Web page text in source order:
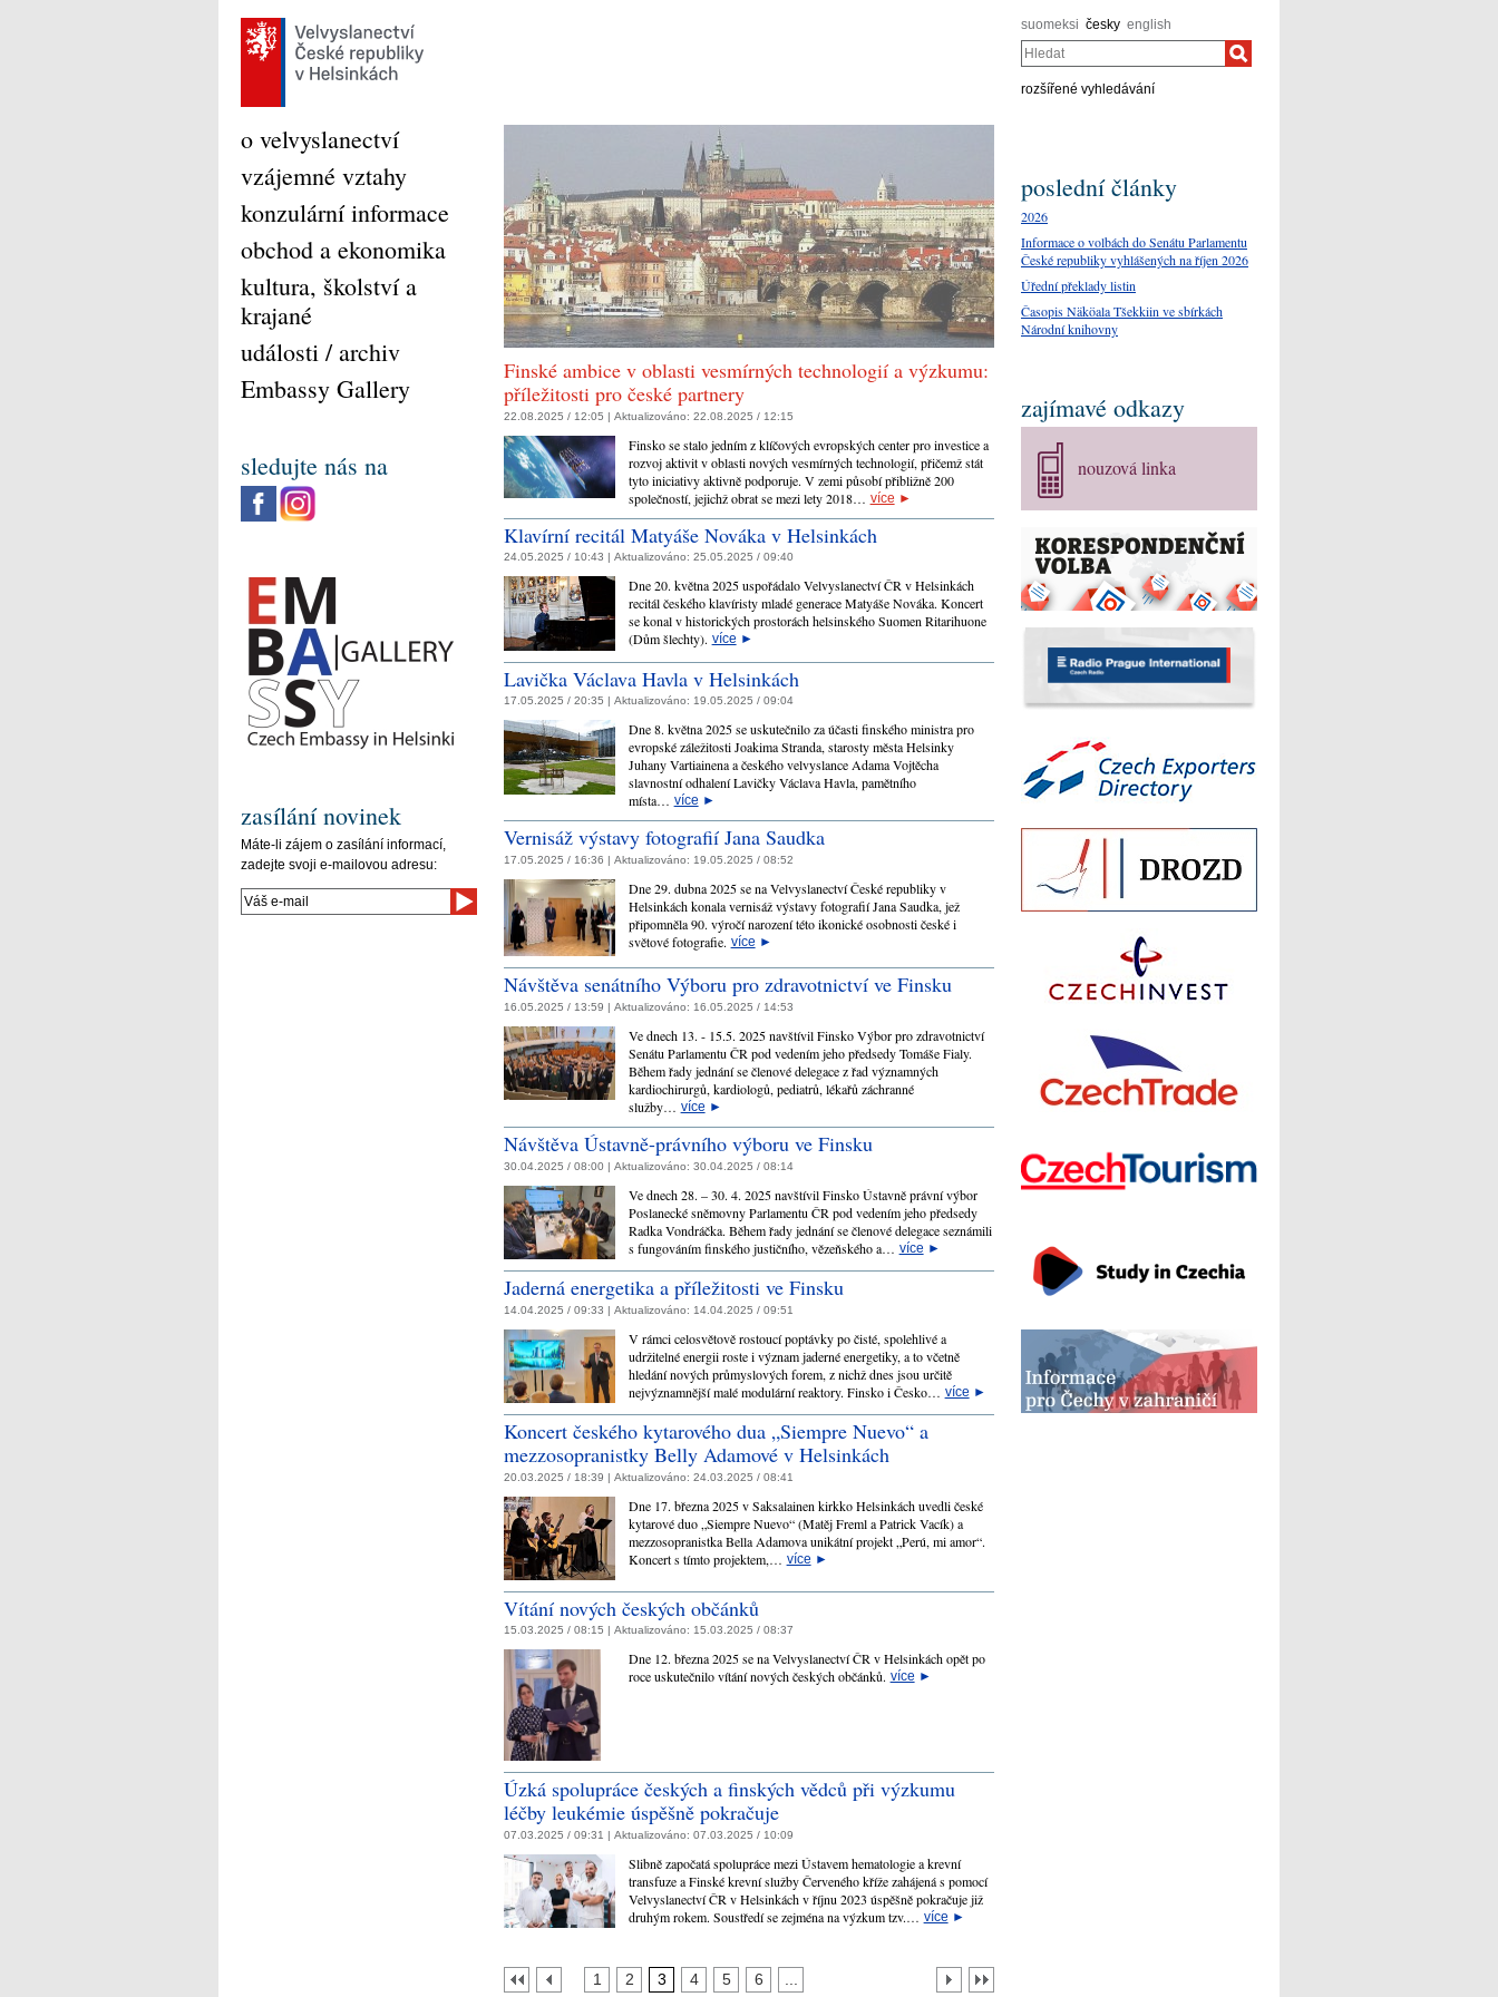
suomeksi česky english
Hledat
rozšířené vyhledávání
Finské ambice v oblasti vesmírných technologií a výzkumu:
příležitosti pro české partnery
22.08.2025 / 12:05 | Aktualizováno: 22.08.2025 / 12:15
Finsko se stalo jedním z klíčových evropských center pro investice a
rozvoj aktivit v oblasti nových vesmírných technologií, přičemž stát
tyto iniciativy aktivně podporuje. V zemi působí přibližně 200
společností, jejichž obrat se mezi lety 2018… více ►
Klavírní recitál Matyáše Nováka v Helsinkách
24.05.2025 / 10:43 | Aktualizováno: 25.05.2025 / 09:40
Dne 20. května 2025 uspořádalo Velvyslanectví ČR v Helsinkách
recitál českého klavíristy mladé generace Matyáše Nováka. Koncert
se konal v historických prostorách helsinského Suomen Ritarihuone
(Dům šlechty). více ►
Lavička Václava Havla v Helsinkách
17.05.2025 / 20:35 | Aktualizováno: 19.05.2025 / 09:04
Dne 8. května 2025 se uskutečnilo za účasti finského ministra pro
evropské záležitosti Joakima Stranda, starosty města Helsinky
Juhany Vartiainena a českého velvyslance Adama Vojtěcha
slavnostní odhalení Lavičky Václava Havla, pamětního
místa… více ►
Vernisáž výstavy fotografií Jana Saudka
17.05.2025 / 16:36 | Aktualizováno: 19.05.2025 / 08:52
Dne 29. dubna 2025 se na Velvyslanectví České republiky v
Helsinkách konala vernisáž výstavy fotografií Jana Saudka, jež
připomněla 90. výročí narození této ikonické osobnosti české i
světové fotografie. více ►
​Návštěva senátního Výboru pro zdravotnictví ve Finsku
16.05.2025 / 13:59 | Aktualizováno: 16.05.2025 / 14:53
Ve dnech 13. - 15.5. 2025 navštívil Finsko Výbor pro zdravotnictví
Senátu Parlamentu ČR pod vedením jeho předsedy Tomáše Fialy.
Během řady jednání se členové delegace z řad významných
kardiochirurgů, kardiologů, pediatrů, lékařů záchranné
služby… více ►
Návštěva Ústavně-právního výboru ve Finsku
30.04.2025 / 08:00 | Aktualizováno: 30.04.2025 / 08:14
Ve dnech 28. – 30. 4. 2025 navštívil Finsko Ústavně právní výbor
Poslanecké sněmovny Parlamentu ČR pod vedením jeho předsedy
Radka Vondráčka. Během řady jednání se členové delegace seznámili
s fungováním finského justičního, vězeňského a… více ►
​Jaderná energetika a příležitosti ve Finsku
14.04.2025 / 09:33 | Aktualizováno: 14.04.2025 / 09:51
V rámci celosvětově rostoucí poptávky po čisté, spolehlivé a
udržitelné energii roste i význam jaderné energetiky, a to včetně
hledání nových průmyslových forem, z nichž dnes jsou určitě
nejvýznamnější malé modulární reaktory. Finsko i Česko… více ►
Koncert českého kytarového dua „Siempre Nuevo“ a
mezzosopranistky Belly Adamové v Helsinkách
20.03.2025 / 18:39 | Aktualizováno: 24.03.2025 / 08:41
Dne 17. března 2025 v Saksalainen kirkko Helsinkách uvedli české
kytarové duo „Siempre Nuevo“ (Matěj Freml a Patrick Vacík) a
mezzosopranistka Bella Adamova unikátní projekt „Perú, mi amor“.
Koncert s tímto projektem,… více ►
Vítání nových českých občánků
15.03.2025 / 08:15 | Aktualizováno: 15.03.2025 / 08:37
Dne 12. března 2025 se na Velvyslanectví ČR v Helsinkách opět po
roce uskutečnilo vítání nových českých občánků. více ►
​Úzká spolupráce českých a finských vědců při výzkumu
léčby leukémie úspěšně pokračuje
07.03.2025 / 09:31 | Aktualizováno: 07.03.2025 / 10:09
Slibně započatá spolupráce mezi Ústavem hematologie a krevní
transfuze a Finské krevní služby Červeného kříže zahájená s pomocí
Velvyslanectví ČR v Helsinkách v říjnu 2023 úspěšně pokračuje již
druhým rokem. Soustředí se zejména na výzkum tzv.… více ►
1 2 3 4 5 6 ...
o velvyslanectví
vzájemné vztahy
konzulární informace
obchod a ekonomika
kultura, školství a
krajané
události / archiv
Embassy Gallery
sledujte nás na
zasílání novinek
Máte-li zájem o zasílání informací,
zadejte svoji e-mailovou adresu:
poslední články
2026
Informace o volbách do Senátu Parlamentu
České republiky vyhlášených na říjen 2026
Úřední překlady listin
Časopis Näköala Tšekkiin ve sbírkách
Národní knihovny
zajímavé odkazy
nouzová linka